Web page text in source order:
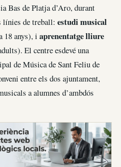
Bas de Platja d’Aro, durant
línies de treball: estudi musical
18 anys), i aprenentatge lliure
El centre esdevé una
de Música de Sant Feliu de
entre els dos ajuntament,
a alumnes d’ambdós